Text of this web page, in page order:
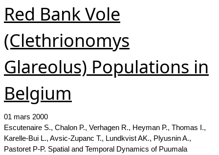
Red Bank Vole
(Clethrionomys
Glareolus) Populations in
Belgium
01 mars 2000
Escutenaire S., Chalon P., Verhagen R., Heyman P., Thomas I.,
Karelle-Bui L., Avsic-Zupanc T., Lundkvist AK., Plyusnin A.,
Pastoret P-P. Spatial and Temporal Dynamics of Puumala